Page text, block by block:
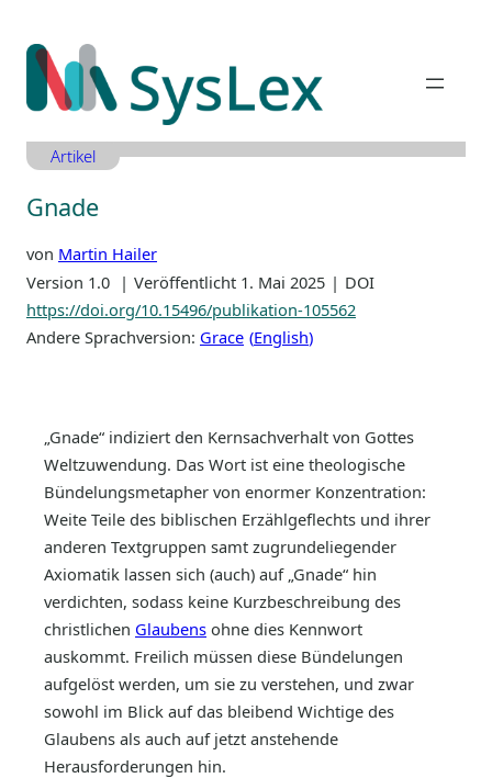
Inhalt
springen
Artikel
Gnade
von Martin Hailer
Version 1.0
Veröffentlicht 1. Mai 2025
DOI
https://doi.org/10.15496/publikation-105562
Andere Sprachversion: Grace English
„Gnade“ indiziert den Kernsachverhalt von Gottes
Weltzuwendung. Das Wort ist eine theologische
Bündelungsmetapher von enormer Konzentration:
Weite Teile des biblischen Erzählgeflechts und ihrer
anderen Textgruppen samt zugrundeliegender
Axiomatik lassen sich (auch) auf „Gnade“ hin
verdichten, sodass keine Kurzbeschreibung des
christlichen Glaubens ohne dies Kennwort
auskommt. Freilich müssen diese Bündelungen
aufgelöst werden, um sie zu verstehen, und zwar
sowohl im Blick auf das bleibend Wichtige des
Glaubens als auch auf jetzt anstehende
Herausforderungen hin.